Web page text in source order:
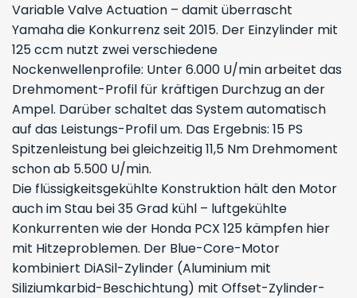
Variable Valve Actuation – damit überrascht
Yamaha die Konkurrenz seit 2015. Der Einzylinder mit
125 ccm nutzt zwei verschiedene
Nockenwellenprofile: Unter 6.000 U/min arbeitet das
Drehmoment-Profil für kräftigen Durchzug an der
Ampel. Darüber schaltet das System automatisch
auf das Leistungs-Profil um. Das Ergebnis: 15 PS
Spitzenleistung bei gleichzeitig 11,5 Nm Drehmoment
schon ab 5.500 U/min.
Die flüssigkeitsgekühlte Konstruktion hält den Motor
auch im Stau bei 35 Grad kühl – luftgekühlte
Konkurrenten wie der Honda PCX 125 kämpfen hier
mit Hitzeproblemen. Der Blue-Core-Motor
kombiniert DiASil-Zylinder (Aluminium mit
Siliziumkarbid-Beschichtung) mit Offset-Zylinder-